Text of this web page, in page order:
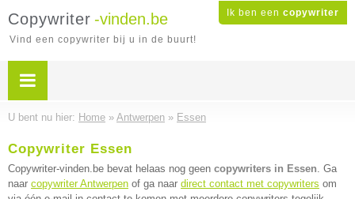
Ik ben een copywriter
Copywriter -vinden.be
Vind een copywriter bij u in de buurt!
U bent nu hier: Home » Antwerpen » Essen
Copywriter Essen
Copywriter-vinden.be bevat helaas nog geen copywriters in Essen. Ga
naar copywriter Antwerpen of ga naar direct contact met copywriters om